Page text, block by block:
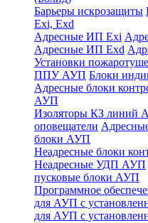
Барьеры искрозащиты
Exi, Exd
Адресные ИП Exi
Адресные ИП Exd
Установки
ППУ АУП Блоки
Адресные блоки
АУП
Изоляторы КЗ линий
оповещатели
блоки АУП
Неадресные блоки
Неадресные УДП АУП
пусковые блоки АУП
Программное
для АУП с
для АУП с